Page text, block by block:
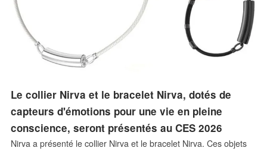
Le collier Nirva et le bracelet Nirva, dotés de
capteurs d'émotions pour une vie en pleine
conscience, seront présentés au CES 2026
Nirva a présenté le collier Nirva et le bracelet Nirva. Ces objets